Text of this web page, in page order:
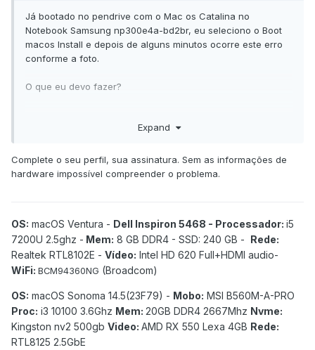
Já bootado no pendrive com o Mac os Catalina no
Notebook Samsung np300e4a-bd2br, eu seleciono o Boot
macos Install e depois de alguns minutos ocorre este erro
conforme a foto.
O que eu devo fazer?
foto.zip 1.49 MB · 7 downloads
Expand
Complete o seu perfil, sua assinatura. Sem as informações de
hardware impossível compreender o problema.
OS: macOS Ventura - Dell Inspiron 5468 - Processador: i5
7200U 2.5ghz - Mem: 8 GB DDR4 - SSD: 240 GB - Rede:
Realtek RTL8102E - Vídeo: Intel HD 620 Full+HDMI audio-
WiFi: BCM94360NG (Broadcom)
OS: macOS Sonoma 14.5(23F79) - Mobo: MSI B560M-A-PRO
Proc: i3 10100 3.6Ghz Mem: 20GB DDR4 2667Mhz Nvme:
Kingston nv2 500gb Video: AMD RX 550 Lexa 4GB Rede:
RTL8125 2.5GbE